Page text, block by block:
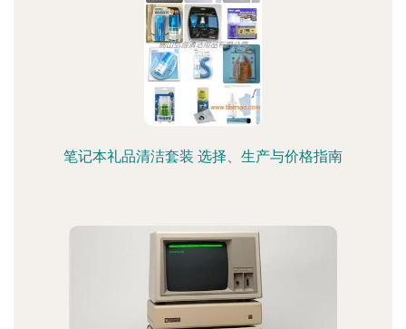
笔记本礼品清洁套装 选择、生产与价格指南